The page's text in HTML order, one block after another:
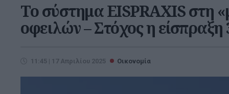
To σύστημα EISPRAXIS στη
οφειλών – Στόχος η είσπραξη
11:45 | 17 Απριλίου 2025 Οικονομία